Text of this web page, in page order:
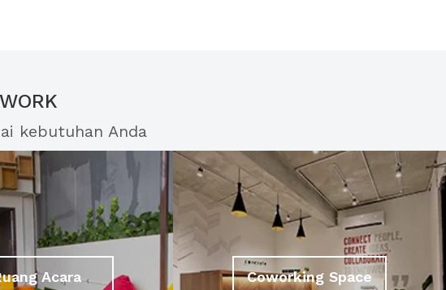
kebutuhan Anda
Acara Coworking Space